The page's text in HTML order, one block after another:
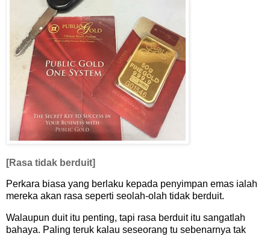
[Rasa tidak berduit]
Perkara biasa yang berlaku kepada penyimpan emas ialah
mereka akan rasa seperti seolah-olah tidak berduit.
Walaupun duit itu penting, tapi rasa berduit itu sangatlah
bahaya. Paling teruk kalau seseorang tu sebenarnya tak